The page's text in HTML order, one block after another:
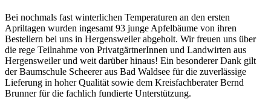
Bei nochmals fast winterlichen Temperaturen an den ersten
Apriltagen wurden ingesamt 93 junge Apfelbäume von ihren
Bestellern bei uns in Hergensweiler abgeholt. Wir freuen uns über
die rege Teilnahme von PrivatgärtnerInnen und Landwirten aus
Hergensweiler und weit darüber hinaus! Ein besonderer Dank gilt
der Baumschule Scheerer aus Bad Waldsee für die zuverlässige
Lieferung in hoher Qualität sowie dem Kreisfachberater Bernd
Brunner für die fachlich fundierte Unterstützung.